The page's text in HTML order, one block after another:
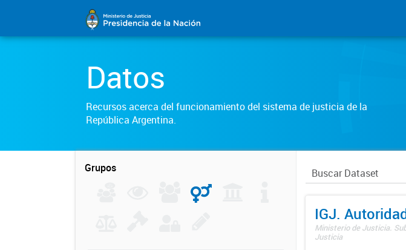
Datos
Recursos acerca del funcionamiento del sistema de justicia de la
República Argentina.
Grupos
IGJ.
Ministerio de Justicia.
Justicia